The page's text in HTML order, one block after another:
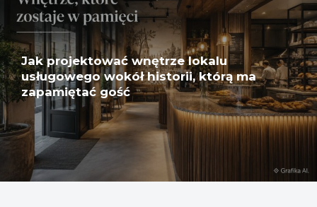
Jak projektować wnętrze lokalu
usługowego wokół historii, którą ma
zapamiętać gość